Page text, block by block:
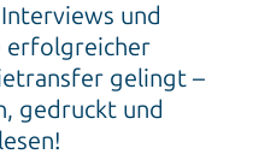
und
erfolgreicher
gelingt –
gedruckt und